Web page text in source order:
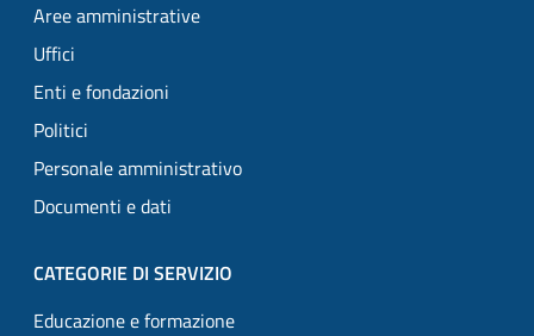
Aree amministrative
Uffici
Enti e fondazioni
Politici
Personale amministrativo
Documenti e dati
CATEGORIE DI SERVIZIO
Educazione e formazione